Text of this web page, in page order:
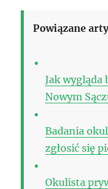
Powiązane
Jak
Nowym
Badania
zgłosić się
Okulista